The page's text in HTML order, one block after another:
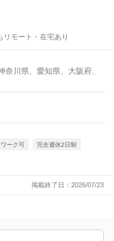
モート・在宅あり
川県、愛知県、大阪府、
ーク可 完全週休2日制
掲載終了日：2026/07/23